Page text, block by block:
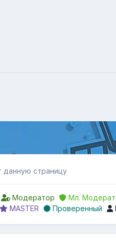
данную страницу
Модератор Мл.
MASTER
Проверенный